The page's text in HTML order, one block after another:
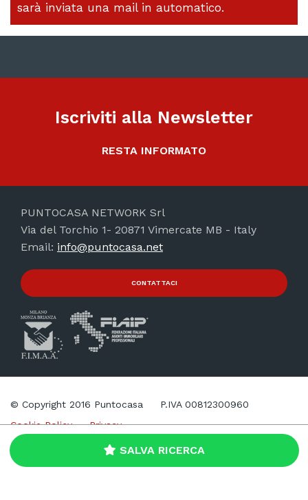
sarà inviata una mail in automatico.
SALVA RICERCA
Iscriviti alla Newsletter
RESTA INFORMATO
PUNTOCASA NETWORK Srl
Via del Torchio 1- 20871 Vimercate MB - Italy
Email: info@puntocasa.net
CONTATTACI
© Copyright 2016 Puntocasa
P.IVA 00812300960
Cookie Policy
Privacy